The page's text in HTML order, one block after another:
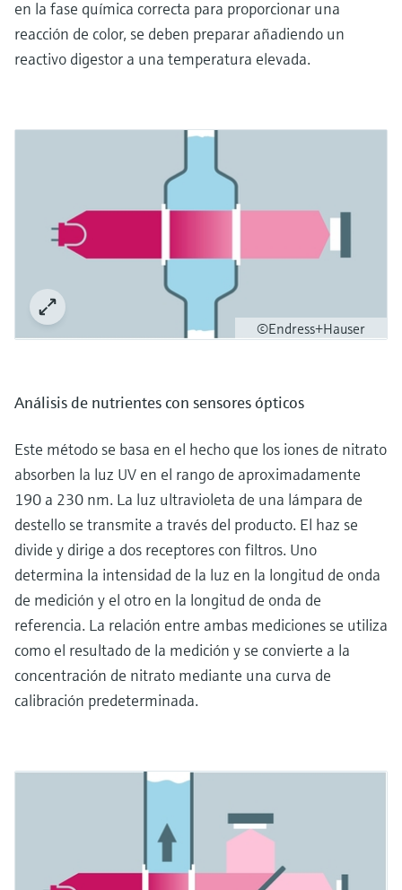
en la fase química correcta para proporcionar una
reacción de color, se deben preparar añadiendo un
reactivo digestor a una temperatura elevada.
©Endress+Hauser
Análisis de nutrientes con sensores ópticos
Este método se basa en el hecho que los iones de nitrato
absorben la luz UV en el rango de aproximadamente
190 a 230 nm. La luz ultravioleta de una lámpara de
destello se transmite a través del producto. El haz se
divide y dirige a dos receptores con filtros. Uno
determina la intensidad de la luz en la longitud de onda
de medición y el otro en la longitud de onda de
referencia. La relación entre ambas mediciones se utiliza
como el resultado de la medición y se convierte a la
concentración de nitrato mediante una curva de
calibración predeterminada.